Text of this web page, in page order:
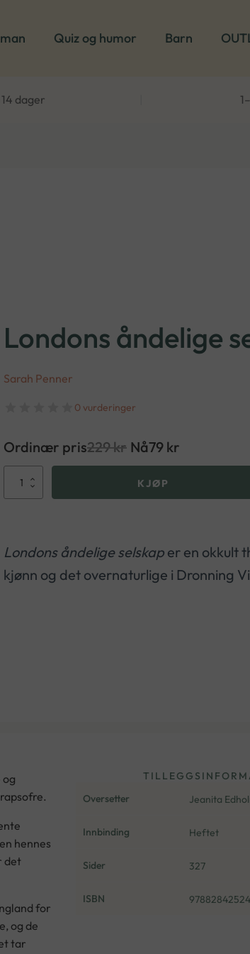
Quiz og humor Barn
dager
Londons åndelige
Sarah Penner
0 vurderinger
Ordinær pris229kr Nå79 kr
Londons
KJØP
Londons åndelige selskap er en okkult
kjønn og det overnaturlige i Dronning
og
hennes
det
for
og de
tar
Oversetter
Jeanita
Innbinding Heftet
Sider 327
ISBN